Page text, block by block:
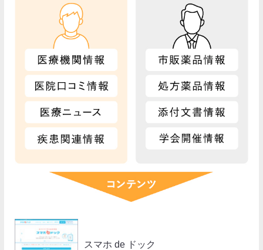
スマホ de ドック